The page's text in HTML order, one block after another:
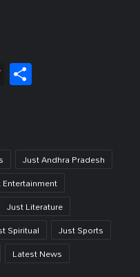
Threads
Just Andhra Pradesh
Just Literature
Spiritual
Just Sports
Latest News